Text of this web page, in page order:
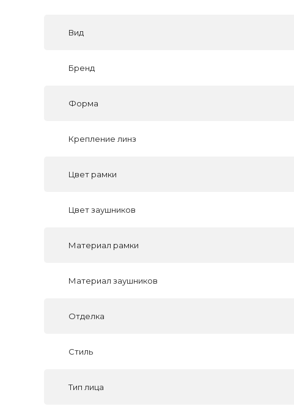
Вид
Бренд
Форма
Крепление линз
Цвет рамки
Цвет заушников
Материал рамки
Материал заушников
Отделка
Стиль
Тип лица